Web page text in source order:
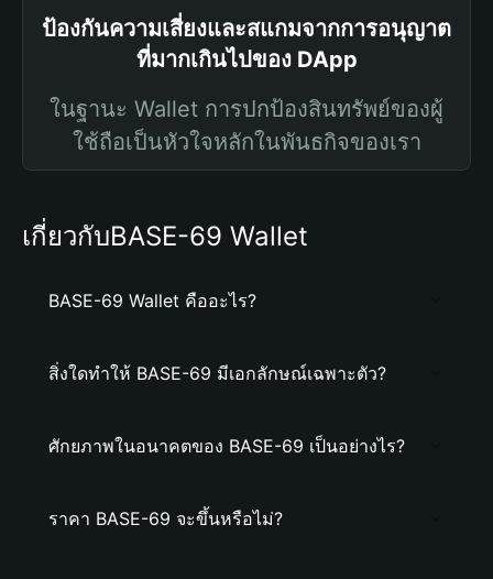
ป้องกันความเสี่ยงและสแกมจากการอนุญาต
ที่มากเกินไปของ DApp
ในฐานะ Wallet การปกป้องสินทรัพย์ของผู้
ใช้ถือเป็นหัวใจหลักในพันธกิจของเรา
เกี่ยวกับBASE-69 Wallet
BASE-69 Wallet คืออะไร?
สิ่งใดทำให้ BASE-69 มีเอกลักษณ์เฉพาะตัว?
ศักยภาพในอนาคตของ BASE-69 เป็นอย่างไร?
ราคา BASE-69 จะขึ้นหรือไม่?